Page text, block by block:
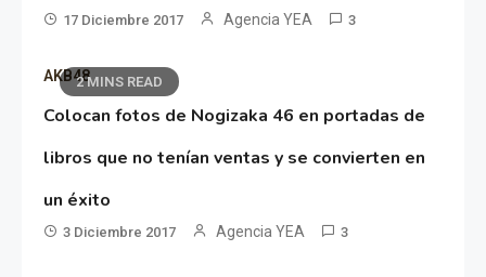
17 Diciembre 2017 Agencia YEA 3
2 MINS READ
AKB48
Colocan fotos de Nogizaka 46 en portadas de
libros que no tenían ventas y se convierten en
un éxito
3 Diciembre 2017 Agencia YEA 3